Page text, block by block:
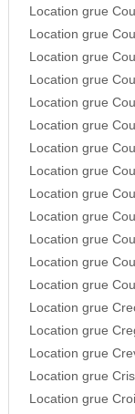
Location grue
Location grue
Location grue
Location grue
Location grue
Location grue
Location grue
Location grue
Location grue
Location grue
Location grue
Location grue
Location grue
Location grue
Location grue
Location grue
Location grue
Location grue